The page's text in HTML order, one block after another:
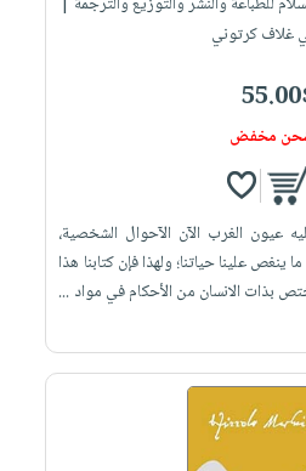
غلاف كرتوني
مخفض
عيون الغرب الآن الآحوال الشخصية،
علينا حياتنا؛ ولهذا فإن كتابنا هذا
بذات الانسان من الأحكام في مواد ...